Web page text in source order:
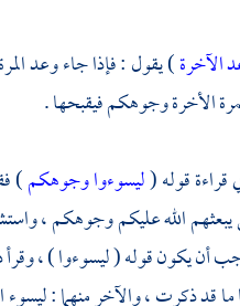
الآخرة) يقول : فإذا جاء وعد
الأخرة وجوهكم فيقبحها .
قراءة قوله (ليسوءوا وجوهكم)
يبعثهم الله عليكم وجوهكم ،
أن يكون قوله ( ليسوءوا ) ،